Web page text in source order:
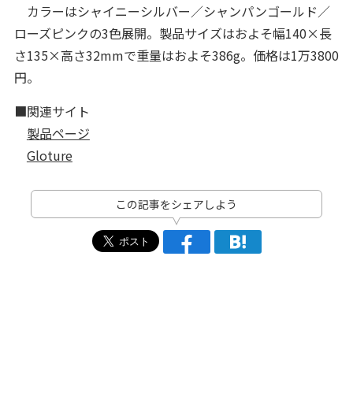
カラーはシャイニーシルバー／シャンパンゴールド／
ローズピンクの3色展開。製品サイズはおよそ幅140×長
さ135×高さ32mmで重量はおよそ386g。価格は1万3800
円。
■関連サイト
製品ページ
Gloture
この記事をシェアしよう